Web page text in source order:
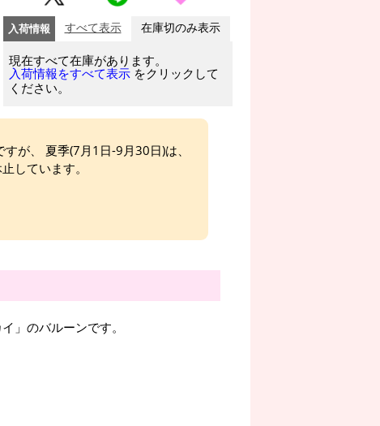
入荷情報 すべて表示 在庫切のみ表示
現在すべて在庫があります。
入荷情報をすべて表示 をクリックして
ください。
が、 夏季(7月1日-9月30日)は、
しています。
」のバルーンです。